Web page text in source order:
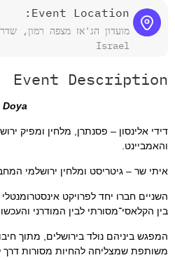
Event Location:
Event
– פסנתרן, מלחין ומפיק ירושלמי
גיטריסט ומלחין ירושלמי המחבר בין
יחד לפרויקט אינסטרומנטלי רך
לבין המודרני והעכשווי.
נולד בירושלים, מתוך חיבור עמוק
להחיות מסורות דרך לחנים